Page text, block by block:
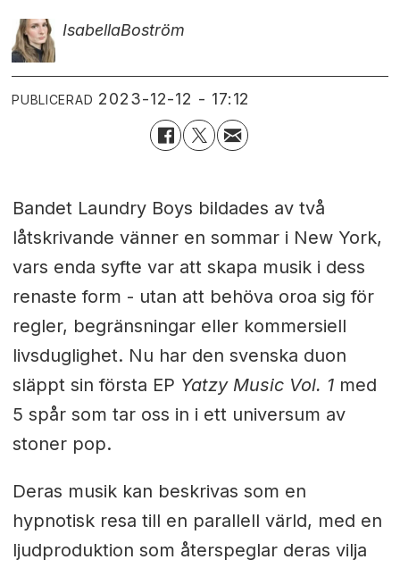
IsabellaBoström
PUBLICERAD 2023-12-12 - 17:12
Bandet Laundry Boys bildades av två
låtskrivande vänner en sommar i New York,
vars enda syfte var att skapa musik i dess
renaste form - utan att behöva oroa sig för
regler, begränsningar eller kommersiell
livsduglighet. Nu har den svenska duon
släppt sin första EP Yatzy Music Vol. 1med
5 spår som tar oss in i ett universum av
stoner pop.
Deras musik kan beskrivas som en
hypnotisk resa till en parallell värld, med en
ljudproduktion som återspeglar deras vilja